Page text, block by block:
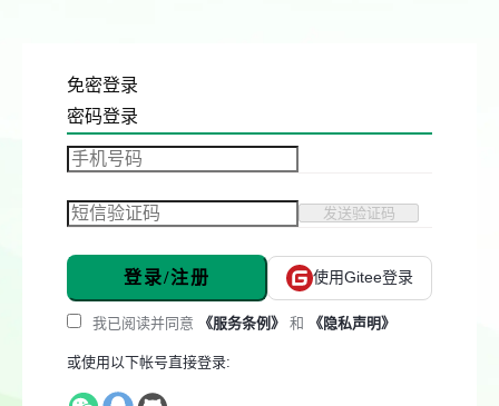
免密登录
密码登录
发送验证码
登录/注册 使用Gitee登录
我已阅读并同意 《服务条例》 和 《隐私声明》
或使用以下帐号直接登录: